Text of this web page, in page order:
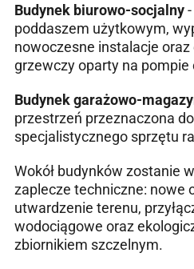
Budynek biurowo-socjalny
poddaszem użytkowym,
nowoczesne instalacje
grzewczy oparty na pompie
Budynek garażowo-
przestrzeń przeznaczona
specjalistycznego sprzętu
Wokół budynków zostanie
zaplecze techniczne: nowe
utwardzenie terenu,
wodociągowe oraz
zbiornikiem szczelnym.